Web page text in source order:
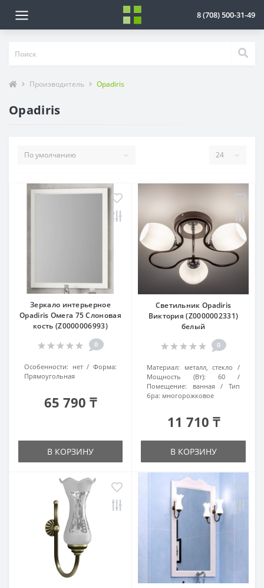
8 (708) 500-31-49
Производитель Opadiris
Opadiris
Зеркало интерьерное
Opadiris Омега 75 Слоновая
кость (Z0000006993)
0
Особенности: нет
Форма:
Прямоугольная
65 790 ₸
В КОРЗИНУ
Светильник Opadiris
Виктория (Z0000002331)
белый
0
Материал:
металл, стекло
Мощность (Вт):
60
Помещение:
ванная
Тип
бра: многорожковое
11 710 ₸
В КОРЗИНУ